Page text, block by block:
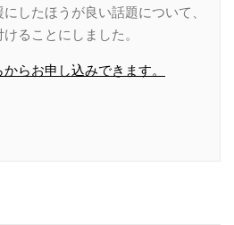
したほうが良い話題について、
ることにしました。
らお申し込みできます。